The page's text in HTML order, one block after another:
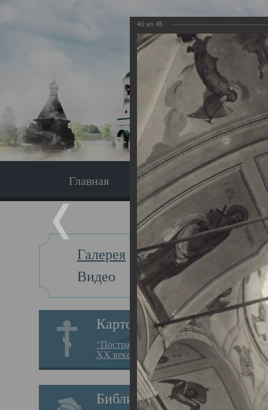
Главная Экскурсия
Галерея
Видео
Картотека
“Пострадавшие за веру в
XX веке на Севере”
Библиотека
Главная
40 из 45